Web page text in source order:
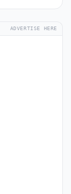
ADVERTISE HERE